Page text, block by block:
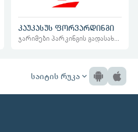
კაუკასუს ფორვარდინგი
საიტის რუკა expand_more